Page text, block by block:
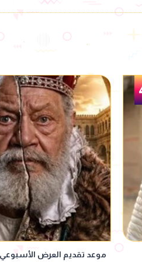
ليلة استثنائية.. شيرين تعود